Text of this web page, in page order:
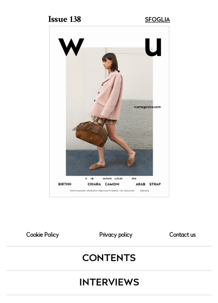
Issue 138 SFOGLIA
Cookie Policy Privacy policy Contact us
CONTENTS
INTERVIEWS